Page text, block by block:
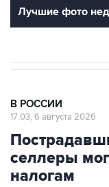
Лучшие фото
В РОССИИ
17:03, 6 августа 2026
селлеры
налогам